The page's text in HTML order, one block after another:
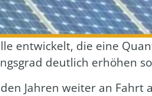
ent­wi­ckelt, die eine
deut­lich erhö­hen
Jah­ren wei­ter an